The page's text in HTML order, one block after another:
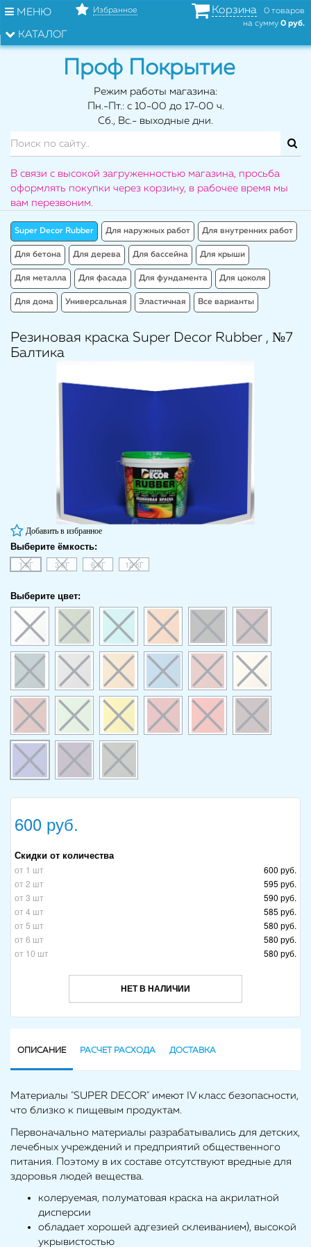
МЕНЮ
КАТАЛОГ
Избранное Корзина
0 товаров
на сумму 0 руб.
Проф Покрытие
Режим работы магазина:
Пн.-Пт.: с 10-00 до 17-00 ч.
Сб., Вс.- выходные дни.
В связи с высокой загруженностью магазина, просьба
оформлять покупки через корзину, в рабочее время мы
вам перезвоним.
Super Decor Rubber Для наружных работ Для внутренних работ
Для бетона Для дерева Для бассейна Для крыши
Для металла Для фасада Для фундамента Для цоколя
Для дома Универсальная Эластичная Все варианты
Резиновая краска Super Decor Rubber , №7
Балтика
Добавить в избранное
Выберите ёмкость:
1 КГ 3 КГ 6 КГ 12 КГ
Выберите цвет:
600 руб.
Скидки от количества
от 1 шт
600 руб.
от 2 шт
595 руб.
от 3 шт
590 руб.
от 4 шт
585 руб.
от 5 шт
580 руб.
от 6 шт
580 руб.
от 10 шт
580 руб.
НЕТ В НАЛИЧИИ
ОПИСАНИЕ РАСЧЕТ РАСХОДА ДОСТАВКА
Материалы "SUPER DECOR" имеют IV класс безопасности,
что близко к пищевым продуктам.
Первоначально материалы разрабатывались для детских,
лечебных учреждений и предприятий общественного
питания. Поэтому в их составе отсутствуют вредные для
здоровья людей вещества.
колеруемая, полуматовая краска на акрилатной
дисперсии
обладает хорошей адгезией склеиванием), высокой
укрывистостью